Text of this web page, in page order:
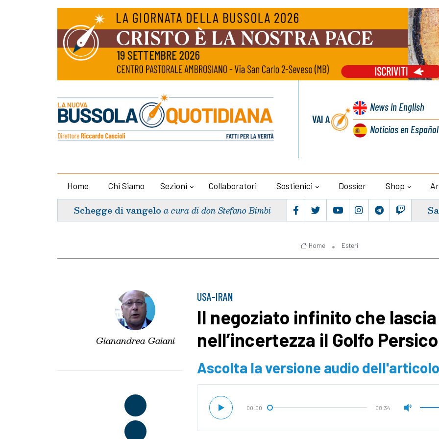
VAI A
Newsin English
Noticiasen Español
Home Chi Siamo Sezioni Collaboratori Sostienici Dossier Shop
Schegge di vangelo a cura di don Stefano Bimbi
Home Esteri
Gianandrea Gaiani
USA-IRAN
Il negoziato infinito che lascia
nell’incertezza il Golfo Persico
Ascolta la versione audio dell'articolo
00:00 08:34